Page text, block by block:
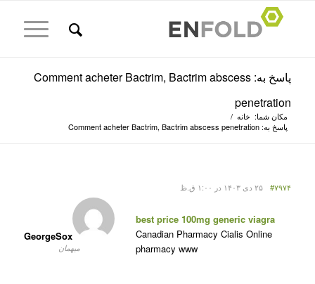
پاسخ به: Comment acheter Bactrim, Bactrim abscess
penetration
مکان شما: خانه /
پاسخ به: Comment acheter Bactrim, Bactrim abscess penetration
۲۵ دی ۱۴۰۳ در ۱:۰۰ ق.ظ #۷۹۷۴
GeorgeSox
میهمان
best price 100mg generic viagra
Canadian Pharmacy Cialis Online
pharmacy www